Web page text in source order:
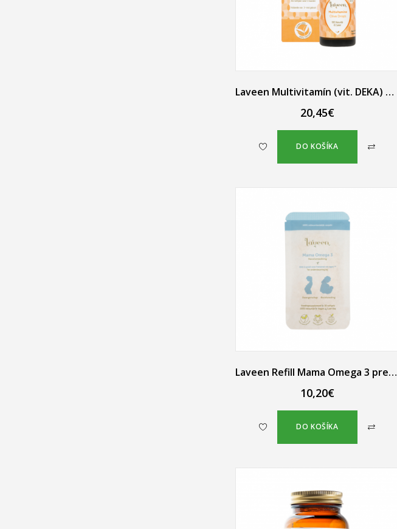
Laveen Multivitamín (vit. DEKA) olivové kvapky 30 ml
20,45€
DO KOŠÍKA
Laveen Refill Mama Omega 3 pre tehotné, náhradná náplň 30 ks
10,20€
DO KOŠÍKA